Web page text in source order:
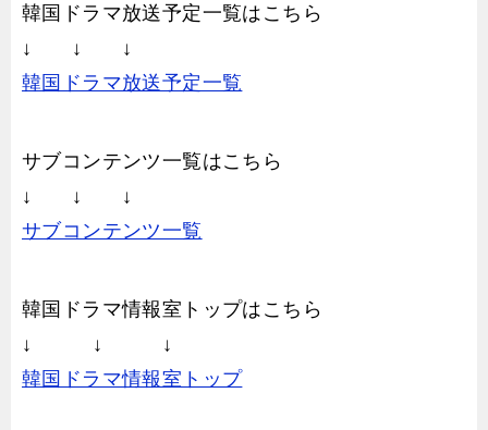
韓国ドラマ放送予定一覧はこちら
↓ ↓ ↓
韓国ドラマ放送予定一覧
サブコンテンツ一覧はこちら
↓ ↓ ↓
サブコンテンツ一覧
韓国ドラマ情報室トップはこちら
↓ ↓ ↓
韓国ドラマ情報室トップ